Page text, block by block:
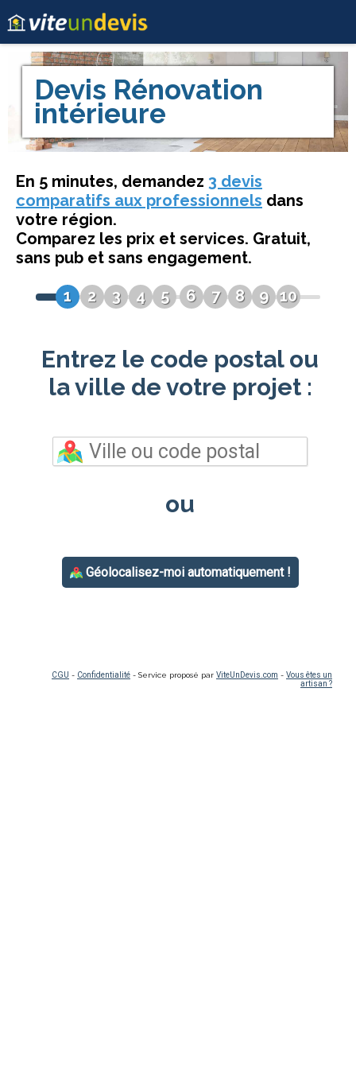
Devis Rénovation
intérieure
En 5 minutes, demandez 3 devis
comparatifs aux professionnels dans
votre région.
Comparez les prix et services. Gratuit,
sans pub et sans engagement.
1
2 3 4 5 6 7 8 9 10
Entrez le code postal ou
la ville de votre projet :
ou
Géolocalisez-moi automatiquement !
CGU - Confidentialité - Service proposé par ViteUnDevis.com - Vous êtes un
artisan ?